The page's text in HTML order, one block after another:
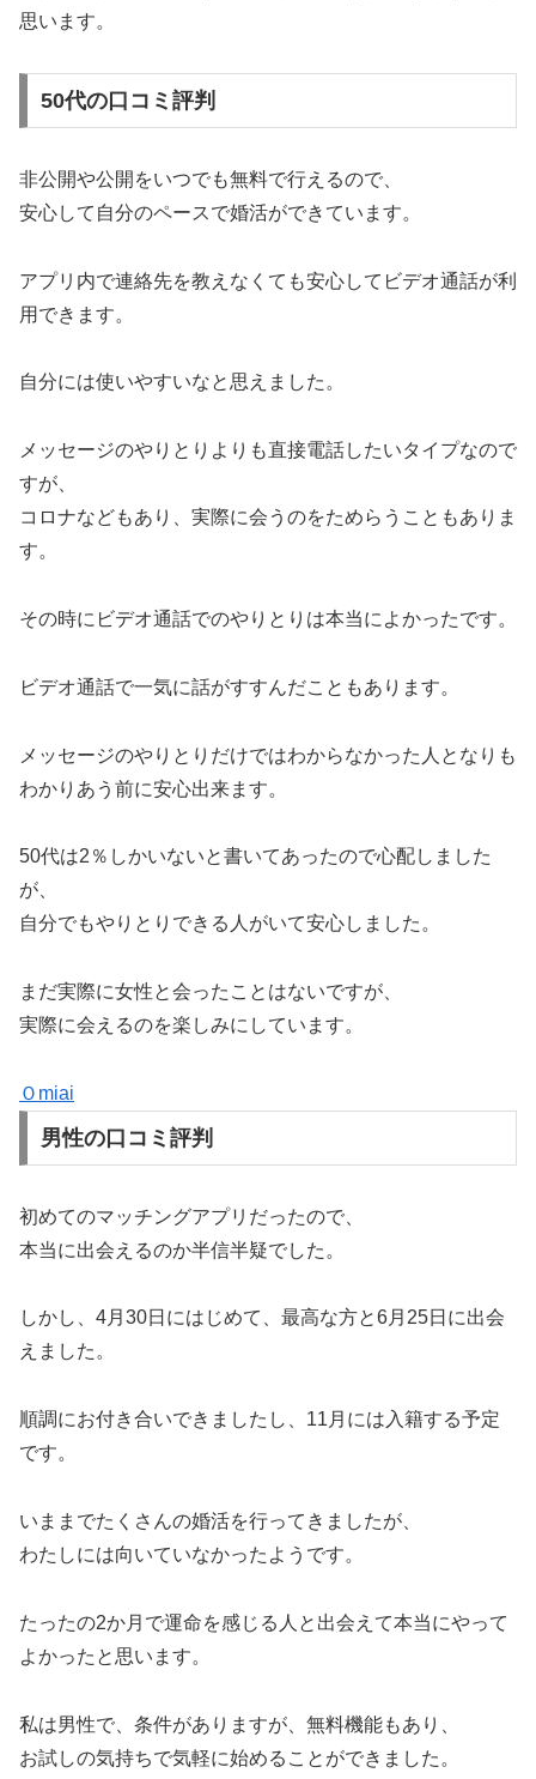
思います。
50代の口コミ評判
非公開や公開をいつでも無料で行えるので、
安心して自分のペースで婚活ができています。
アプリ内で連絡先を教えなくても安心してビデオ通話が利
用できます。
自分には使いやすいなと思えました。
メッセージのやりとりよりも直接電話したいタイプなので
すが、
コロナなどもあり、実際に会うのをためらうこともありま
す。
その時にビデオ通話でのやりとりは本当によかったです。
ビデオ通話で一気に話がすすんだこともあります。
メッセージのやりとりだけではわからなかった人となりも
わかりあう前に安心出来ます。
50代は2％しかいないと書いてあったので心配しました
が、
自分でもやりとりできる人がいて安心しました。
まだ実際に女性と会ったことはないですが、
実際に会えるのを楽しみにしています。
Ｏmiai
男性の口コミ評判
初めてのマッチングアプリだったので、
本当に出会えるのか半信半疑でした。
しかし、4月30日にはじめて、最高な方と6月25日に出会
えました。
順調にお付き合いできましたし、11月には入籍する予定
です。
いままでたくさんの婚活を行ってきましたが、
わたしには向いていなかったようです。
たったの2か月で運命を感じる人と出会えて本当にやって
よかったと思います。
私は男性で、条件がありますが、無料機能もあり、
お試しの気持ちで気軽に始めることができました。